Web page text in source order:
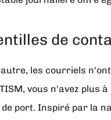
de
les courriels
vous n'avez
port. Inspiré par la